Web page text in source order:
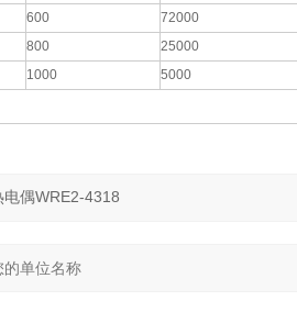
600
72000
800
25000
1000 5000